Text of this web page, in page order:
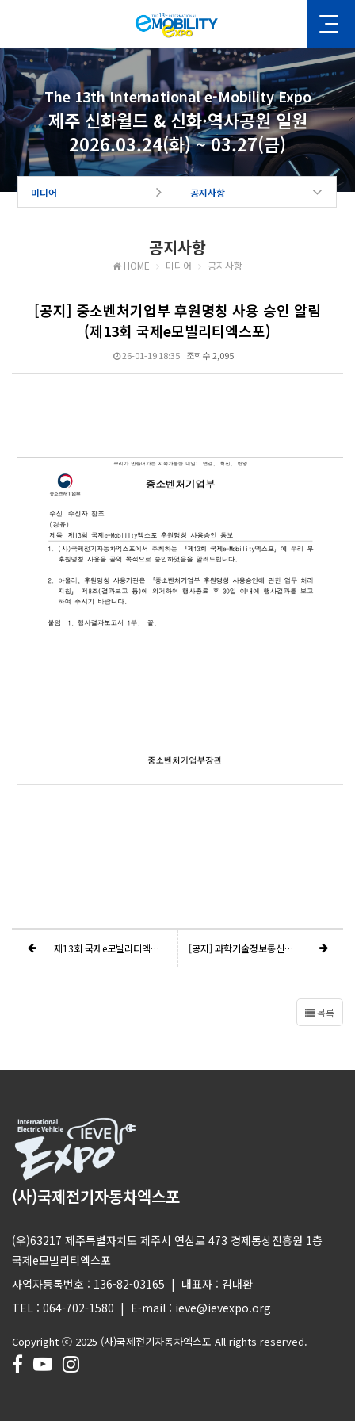
The 13th International e-Mobility Expo
제주 신화월드 & 신화·역사공원 일원
2026.03.24(화) ~ 03.27(금)
미디어 공지사항
공지사항
HOME 미디어 공지사항
[공지] 중소벤처기업부 후원명칭 사용 승인 알림
(제13회 국제e모빌리티엑스포)
26-01-19 18:35 조회수 2,095
제13회 국제e모빌리티엑스포 공식렌터카 선정공모 [공지] 과학기술정보통신부 후원명칭 사용 승인 알림(제13회 국제e모빌리티엑스포)
목록
(사)국제전기자동차엑스포
(우)63217 제주특별자치도 제주시 연삼로 473 경제통상진흥원 1층
국제e모빌리티엑스포
사업자등록번호 : 136-82-03165 | 대표자 : 김대환
TEL : 064-702-1580 | E-mail : ieve@ievexpo.org
Copyright ⓒ 2025 (사)국제전기자동차엑스포 All rights reserved.